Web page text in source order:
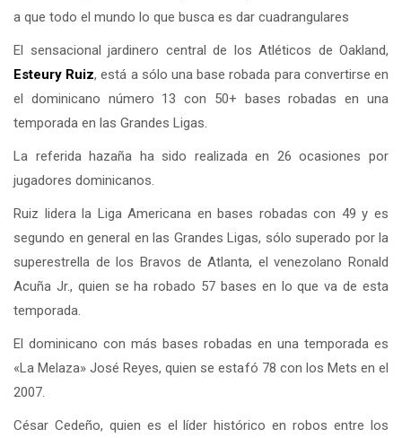
a que todo el mundo lo que busca es dar cuadrangulares
El sensacional jardinero central de los Atléticos de Oakland,
Esteury Ruiz, está a sólo una base robada para convertirse en
el dominicano número 13 con 50+ bases robadas en una
temporada en las Grandes Ligas.
La referida hazaña ha sido realizada en 26 ocasiones por
jugadores dominicanos.
Ruiz lidera la Liga Americana en bases robadas con 49 y es
segundo en general en las Grandes Ligas, sólo superado por la
superestrella de los Bravos de Atlanta, el venezolano Ronald
Acuña Jr., quien se ha robado 57 bases en lo que va de esta
temporada.
El dominicano con más bases robadas en una temporada es
«La Melaza» José Reyes, quien se estafó 78 con los Mets en el
2007.
César Cedeño, quien es el líder histórico en robos entre los